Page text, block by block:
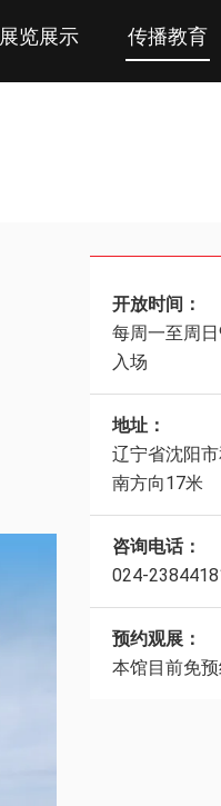
展览展示 传播教育
开放时间：
每周一至周
入场
地址：
辽宁省沈阳
南方向17米
咨询电话：
024-
预约观展：
本馆目前免预